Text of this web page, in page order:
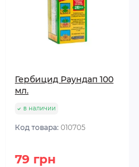
Гербицид Раундап 100
мл.
в наличии
Код товара: 010705
79 грн